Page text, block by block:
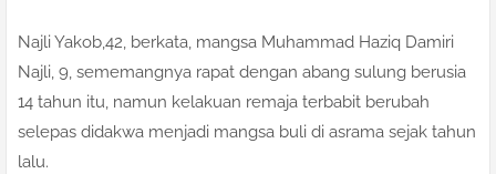
Najli Yakob,42, berkata, mangsa Muhammad Haziq Damiri
Najli, 9, sememangnya rapat dengan abang sulung berusia
14 tahun itu, namun kelakuan remaja terbabit berubah
selepas didakwa menjadi mangsa buli di asrama sejak tahun
lalu.